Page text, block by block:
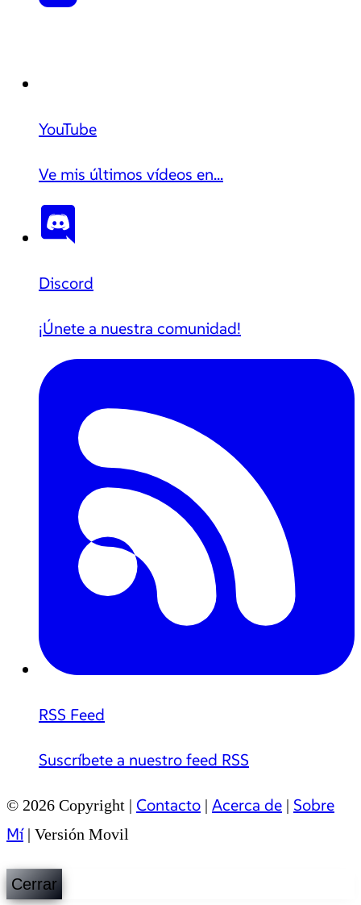
YouTube
Ve mis últimos vídeos en...
Discord
¡Únete a nuestra comunidad!
RSS Feed
Suscríbete a nuestro feed RSS
© 2026 Copyright | Contacto | Acerca de | Sobre
Mí| Versión Movil
Cerrar